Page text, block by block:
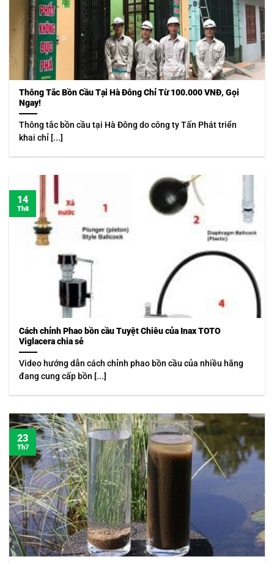
Thông Tắc Bồn Cầu Tại Hà Đông Chỉ Từ 100.000 VNĐ, Gọi
Ngay!
Thông tắc bồn cầu tại Hà Đông do công ty Tấn Phát triển
khai chỉ [...]
Cách chỉnh Phao bồn cầu Tuyệt Chiêu của Inax TOTO
Viglacera chia sẻ
Video hướng dẫn cách chỉnh phao bồn cầu của nhiều hãng
đang cung cấp bồn [...]
14
Th8
23
Th7